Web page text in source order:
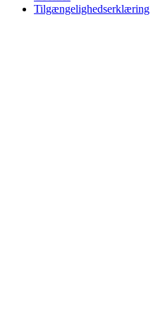
Tilgængelighedserklæring